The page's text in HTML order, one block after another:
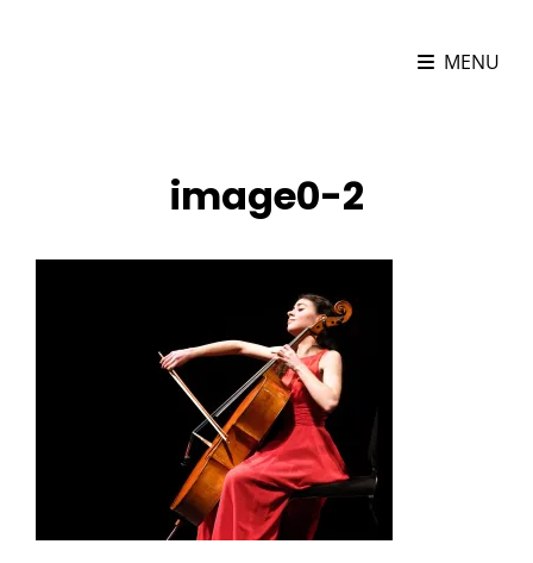
MENU
image0-2